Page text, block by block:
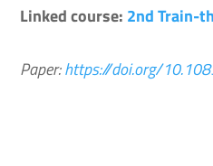
Linked course: 2nd Train-
Paper:https://doi.org/